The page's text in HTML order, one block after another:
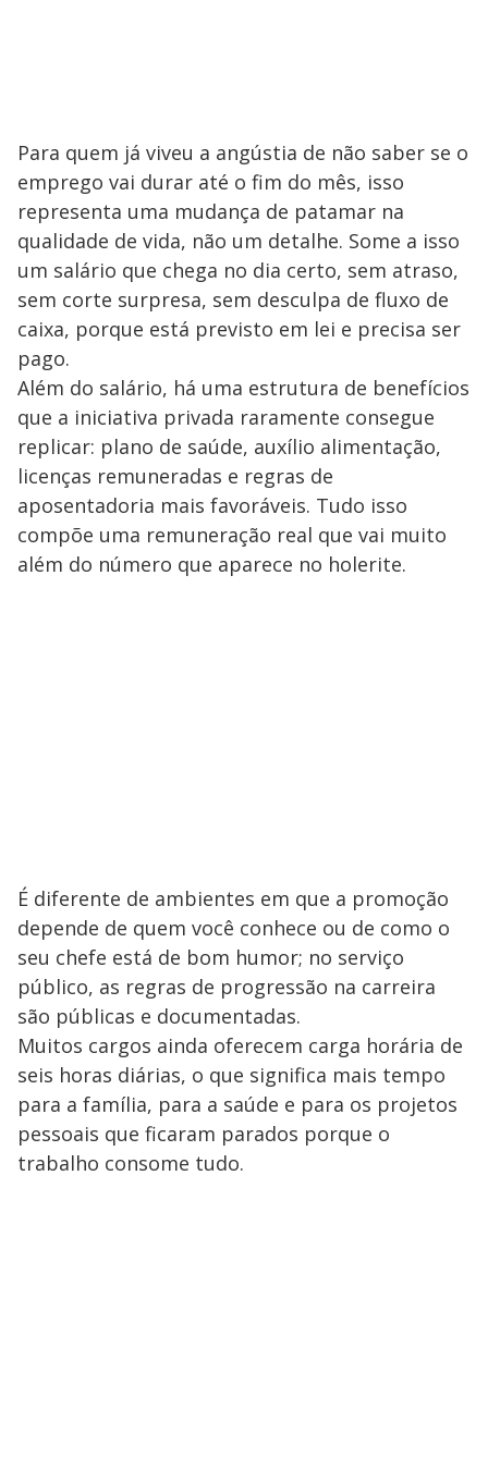
Para quem já viveu a angústia de não saber se o
emprego vai durar até o fim do mês, isso
representa uma mudança de patamar na
qualidade de vida, não um detalhe. Some a isso
um salário que chega no dia certo, sem atraso,
sem corte surpresa, sem desculpa de fluxo de
caixa, porque está previsto em lei e precisa ser
pago.
Além do salário, há uma estrutura de benefícios
que a iniciativa privada raramente consegue
replicar: plano de saúde, auxílio alimentação,
licenças remuneradas e regras de
aposentadoria mais favoráveis. Tudo isso
compõe uma remuneração real que vai muito
além do número que aparece no holerite.
É diferente de ambientes em que a promoção
depende de quem você conhece ou de como o
seu chefe está de bom humor; no serviço
público, as regras de progressão na carreira
são públicas e documentadas.
Muitos cargos ainda oferecem carga horária de
seis horas diárias, o que significa mais tempo
para a família, para a saúde e para os projetos
pessoais que ficaram parados porque o
trabalho consome tudo.